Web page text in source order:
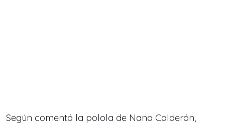
Según comentó la polola de Nano Calderón,